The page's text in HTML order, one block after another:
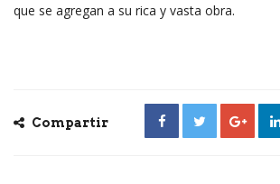
que se agregan a su rica y vasta obra.
Compartir